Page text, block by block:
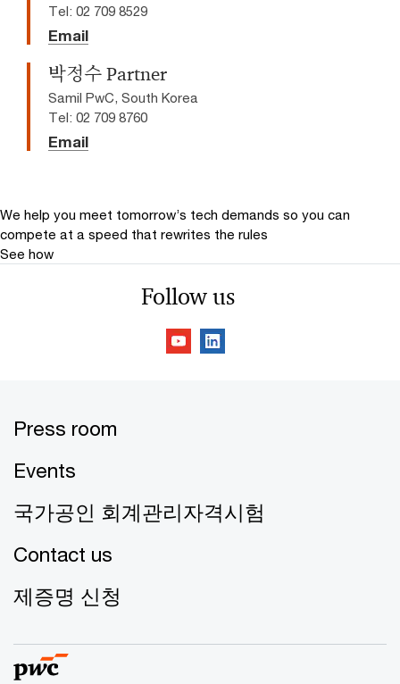
Tel: 02 709 8529
Email
박정수 Partner
Samil PwC, South Korea
Tel: 02 709 8760
Email
We help you meet tomorrow’s tech demands so you can
compete at a speed that rewrites the rules
See how
Follow us
Press room
Events
국가공인 회계관리자격시험
Contact us
제증명 신청